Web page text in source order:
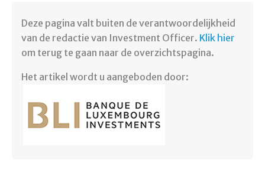
Deze pagina valt buiten de verantwoordelijkheid
van de redactie van Investment Officer. Klik hier
om terug te gaan naar de overzichtspagina.
Het artikel wordt u aangeboden door: